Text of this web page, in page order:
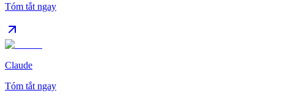
Tóm tắt ngay
Claude
Tóm tắt ngay